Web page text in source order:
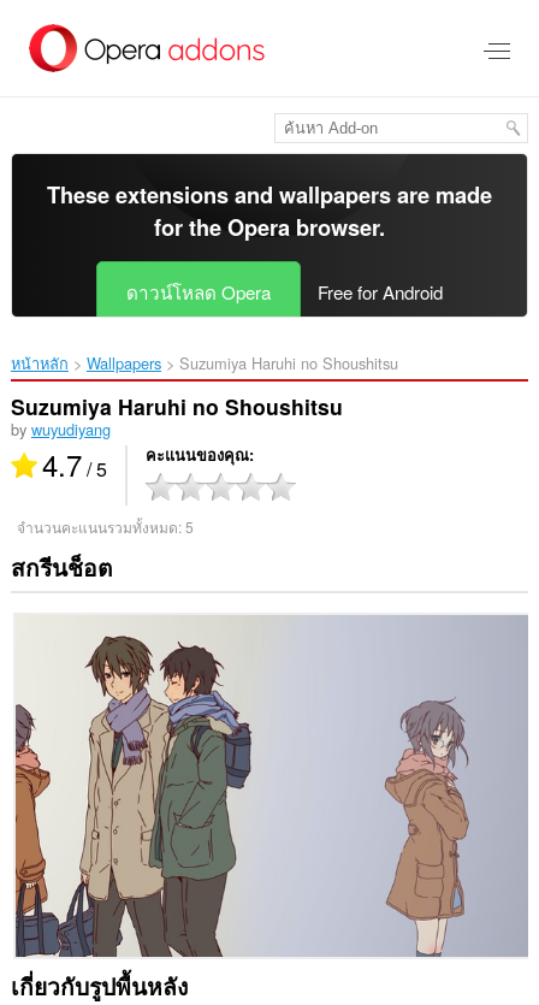
These extensions and wallpapers are made
for theOpera browser.
ดาวน์โหลด Opera Free for Android
หน้าหลัก Wallpapers Suzumiya Haruhi no Shoushitsu‎
Suzumiya Haruhi no Shoushitsu
by wuyudiyang
4.7/ 5 คะแนนของคุณ
จำนวนคะแนนรวมทั้งหมด:5
สกรีนช็อต
เกี่ยวกับรูปพื้นหลัง